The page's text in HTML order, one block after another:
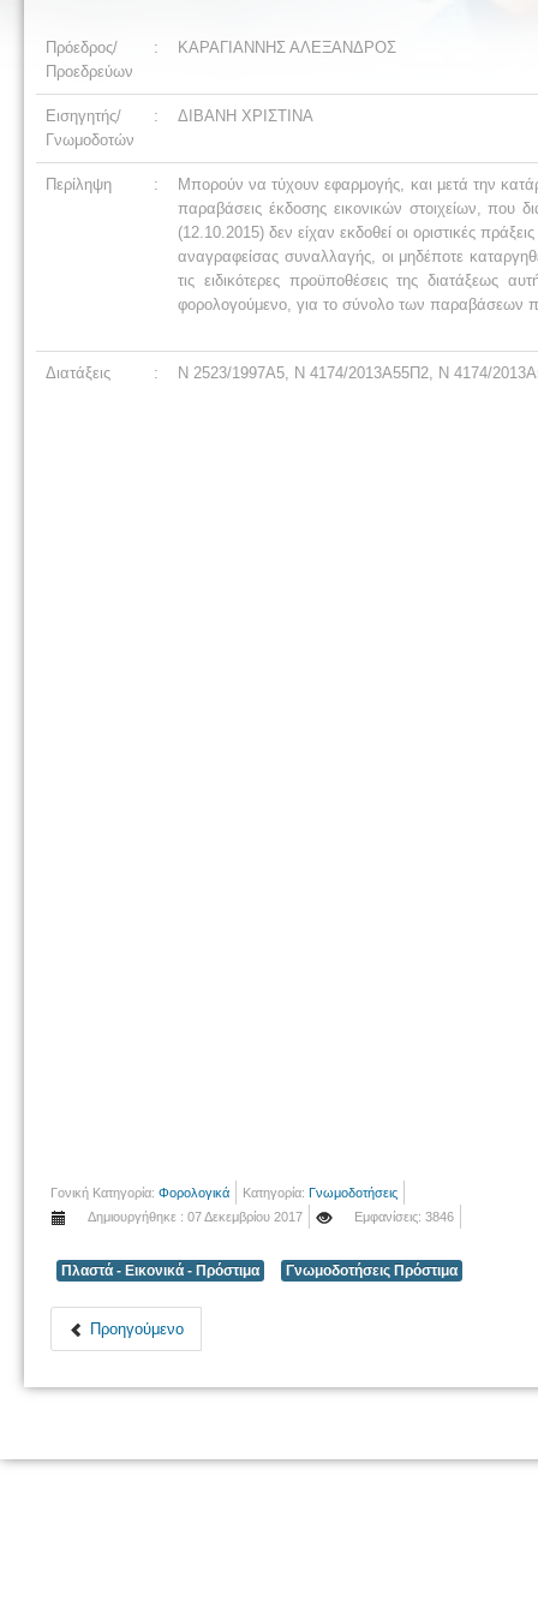
Πρόεδρος/
Προεδρεύων
: ΚΑΡΑΓΙΑΝΝΗΣ ΑΛΕΞΑΝΔΡΟΣ
Εισηγητής/
Γνωμοδοτών
: ΔΙΒΑΝΗ ΧΡΙΣΤΙΝΑ
Περίληψη :
Μπορούν να τύχουν εφαρμογής, και μετά την
παραβάσεις έκδοσης εικονικών στοιχείων, που
(12.10.2015) δεν είχαν εκδοθεί οι οριστικές
αναγραφείσας συναλλαγής, οι μηδέποτε
τις ειδικότερες προϋποθέσεις της διατάξεως
φορολογούμενο, για το σύνολο των παραβάσεων
Διατάξεις : Ν 2523/1997Α5, Ν 4174/2013Α55Π2, Ν 4174/
Γονική Κατηγορία: Φορολογικά Κατηγορία: Γνωμοδοτήσεις
Δημιουργήθηκε : 07 Δεκεμβρίου 2017
Εμφανίσεις: 3846
Πλαστά - Εικονικά - Πρόστιμα Γνωμοδοτήσεις Πρόστιμα
Προηγούμενο